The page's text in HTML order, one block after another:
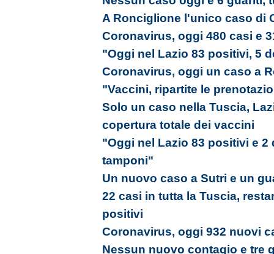
A Ronciglione l'unico caso di
Coronavirus, oggi 480 casi e
"Oggi nel Lazio 83 positivi, 5
Coronavirus, oggi un caso a
"Vaccini, ripartite le
Solo un caso nella Tuscia,
copertura totale dei vaccini
"Oggi nel Lazio 83 positivi e
tamponi"
Un nuovo caso a Sutri e un
22 casi in tutta la Tuscia,
positivi
Coronavirus, oggi 932 nuovi
Nessun nuovo contagio e tre